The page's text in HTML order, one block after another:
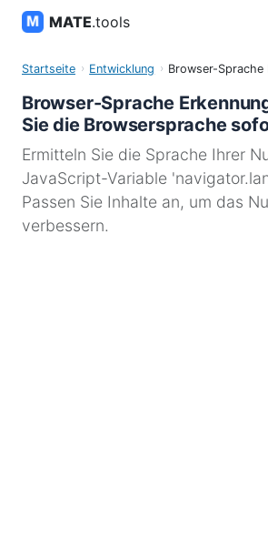
MATE.tools
Startseite Entwicklung Browser-Sprache
Browser-Sprache
Sie die Browsersprache
Ermitteln Sie die Sprache Ihrer
JavaScript-Variable
Passen Sie Inhalte an, um das
verbessern.